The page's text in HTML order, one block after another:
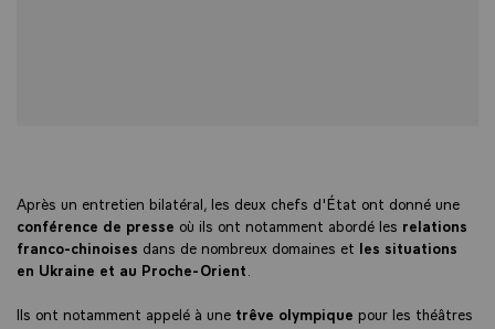
Après un entretien bilatéral, les deux chefs d'État ont donné une
conférence de presse où ils ont notamment abordé les relations
franco-chinoises dans de nombreux domaines et les situations
en Ukraine et au Proche-Orient
Ils ont notamment appelé à une trêve olympique pour les théâtres